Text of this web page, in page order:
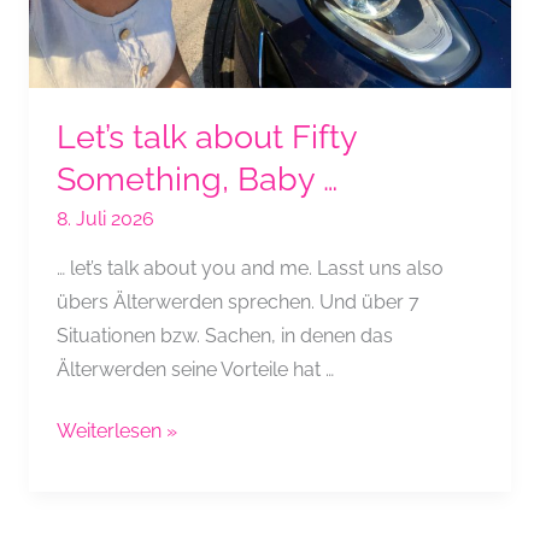
Let’s talk about Fifty
Something, Baby …
8. Juli 2026
… let’s talk about you and me. Lasst uns also
übers Älterwerden sprechen. Und über 7
Situationen bzw. Sachen, in denen das
Älterwerden seine Vorteile hat …
Let’s
Weiterlesen »